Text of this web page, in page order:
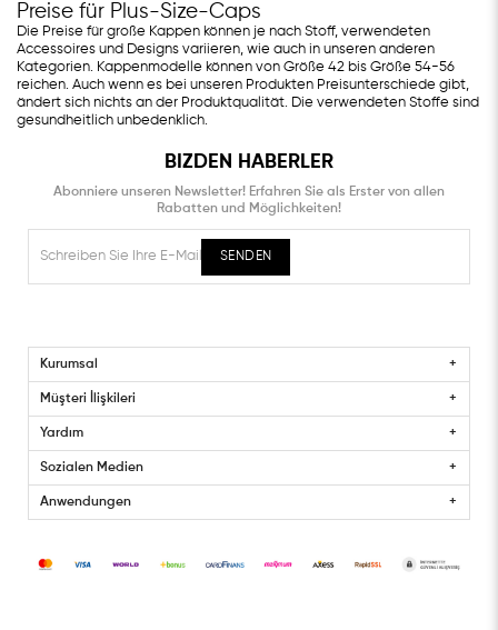
Preise für Plus-Size-Caps
Die Preise für große Kappen können je nach Stoff, verwendeten
Accessoires und Designs variieren, wie auch in unseren anderen
Kategorien. Kappenmodelle können von Größe 42 bis Größe 54-56
reichen. Auch wenn es bei unseren Produkten Preisunterschiede gibt,
ändert sich nichts an der Produktqualität. Die verwendeten Stoffe sind
gesundheitlich unbedenklich.
BIZDEN HABERLER
Abonniere unseren Newsletter! Erfahren Sie als Erster von allen
Rabatten und Möglichkeiten!
SENDEN
Kurumsal
Müşteri İlişkileri
Yardım
Sozialen Medien
Anwendungen